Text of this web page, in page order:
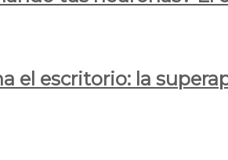
el escritorio: la